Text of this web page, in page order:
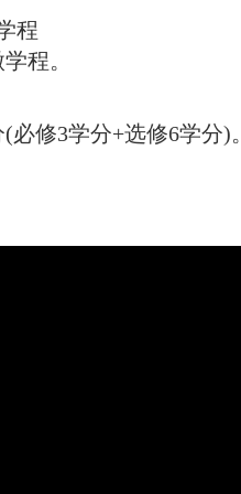
程
程。
(必修3学分+选修6学分)